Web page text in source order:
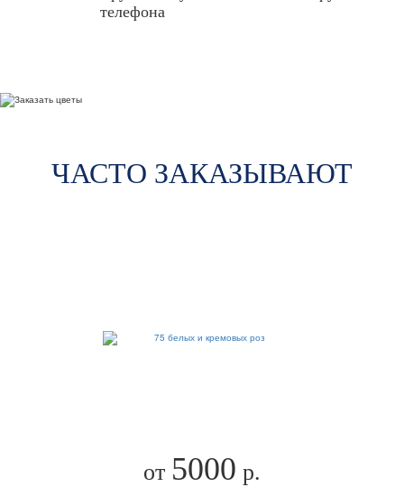
телефона
ЧАСТО ЗАКАЗЫВАЮТ
от 5000 р.